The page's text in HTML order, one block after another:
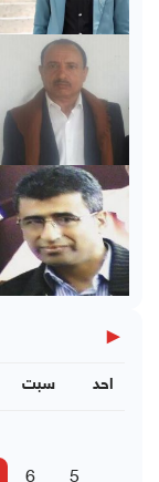
◀
سبت احد
5
6